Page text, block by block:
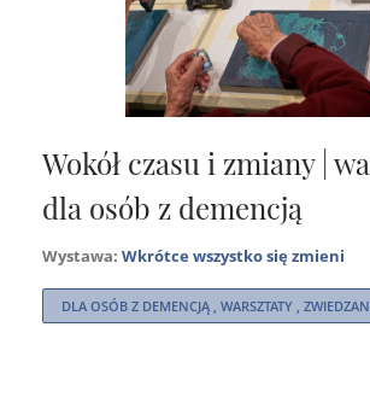
Wokół czasu i zmiany |
dla osób z demencją
Wystawa: Wkrótce wszystko się zmieni
DLA OSÓB Z DEMENCJĄ , WARSZTATY ,